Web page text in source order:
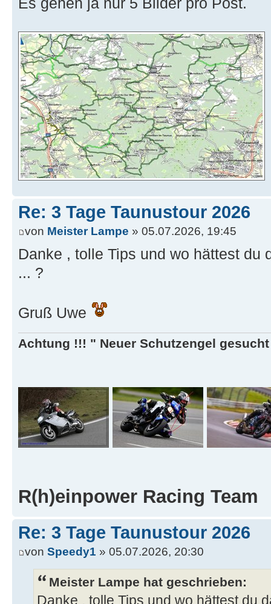
Es gehen ja nur 5 Bilder pro Post.
Re: 3 Tage Taunustour 2026
von Meister Lampe » 05.07.2026, 19:45
Danke , tolle Tips und wo hättest du
... ?
Gruß Uwe
Achtung !!! " Neuer Schutzengel
R(h)einpower Racing Team
Re: 3 Tage Taunustour 2026
von Speedy1 » 05.07.2026, 20:30
Meister Lampe hat geschrieben:
Danke , tolle Tips und wo hättest du